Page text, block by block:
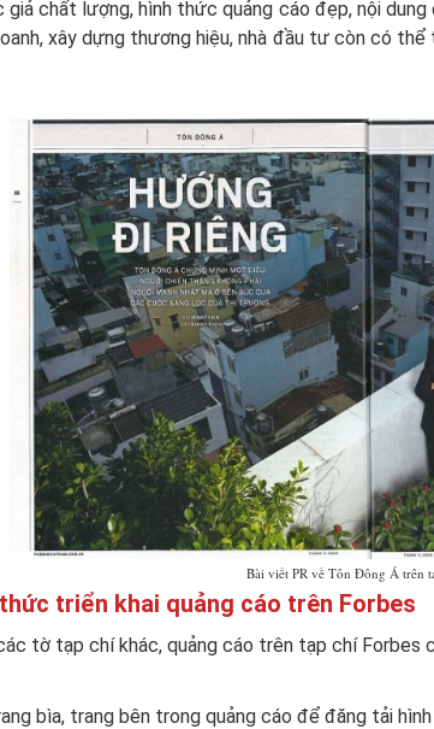
giả chất lượng, hình thức quảng cáo đẹp, nội
xây dựng thương hiệu, nhà đầu tư còn có
Bài viết PR về Tôn Đông Á trên
triển khai quảng cáo trên Forbes
tờ tạp chí khác, quảng cáo trên tạp chí Forbes
bìa, trang bên trong quảng cáo để đăng tải